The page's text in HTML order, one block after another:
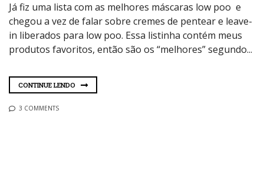
Já fiz uma lista com as melhores máscaras low poo e
chegou a vez de falar sobre cremes de pentear e leave-
in liberados para low poo. Essa listinha contém meus
produtos favoritos, então são os “melhores” segundo...
CONTINUE LENDO
3 COMMENTS